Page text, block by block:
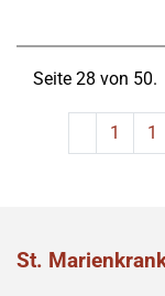
Seite 28 von 50.
1 1
St.